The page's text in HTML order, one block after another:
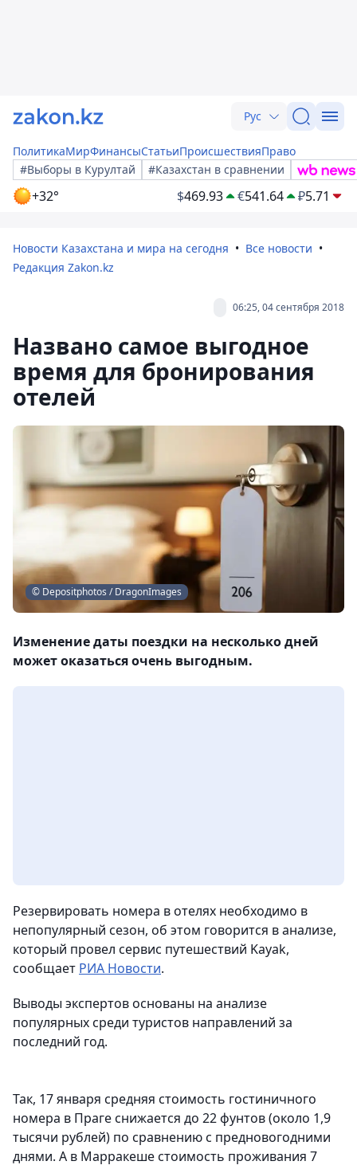
Рус
ПолитикаМирФинансыСтатьиПроисшествияПраво
#Выборы в Курултай
#Казахстан в сравнении
+32° $469.93 €541.64 ₽5.71
Новости Казахстана и мира на сегодня
Все новости
Редакция Zakon.kz
06:25, 04 сентября 2018
Названо самое выгодное
время для бронирования
отелей
© Depositphotos / DragonImages
Изменение даты поездки на несколько дней
может оказаться очень выгодным.
Резервировать номера в отелях необходимо в
непопулярный сезон, об этом говорится в анализе,
который провел сервис путешествий Kayak,
сообщает РИА Новости.
Выводы экспертов основаны на анализе
популярных среди туристов направлений за
последний год.
Так, 17 января средняя стоимость гостиничного
номера в Праге снижается до 22 фунтов (около 1,9
тысячи рублей) по сравнению с предновогодними
днями. А в Марракеше стоимость проживания 7